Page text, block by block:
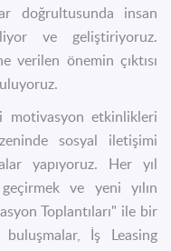
doğrultusunda insan
ve geliştiriyoruz.
verilen önemin çıktısı
motivasyon etkinlikleri
sosyal iletişimi
yapıyoruz. Her yıl
ve yeni yılın
Toplantıları" ile bir
İş Leasing